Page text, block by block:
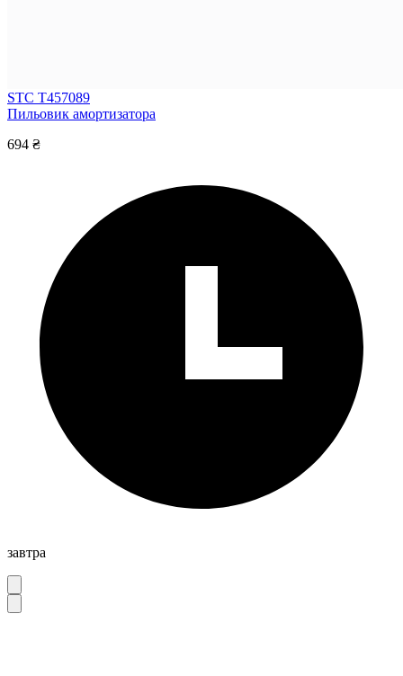
STC T457089
Пильовик амортизатора
694 ₴
завтра